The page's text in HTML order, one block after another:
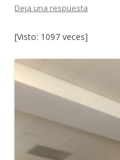
Deja una respuesta
[Visto: 1097 veces]